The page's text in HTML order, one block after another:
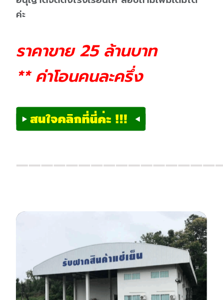
ค่ะ
ราคาขาย 25 ล้านบาท
** ค่าโอนคนละครึ่ง